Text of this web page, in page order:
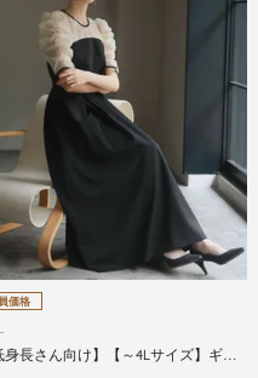
価格
身長さん向け】【～4Lサイズ】ギャ